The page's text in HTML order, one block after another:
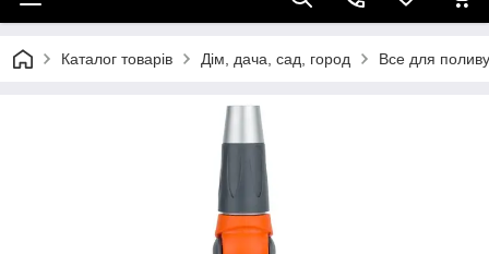
Каталог товарів Дім, дача, сад, город Все для поливу